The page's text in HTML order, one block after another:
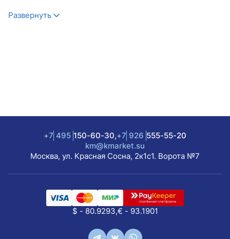
Развернуть
+7 495 150-60-30,+7 926 555-55-20
km@kmarket.su
Москва, ул. Красная Сосна, 2к1с1. Ворота №7
$ - 80.9293,€ - 93.1901